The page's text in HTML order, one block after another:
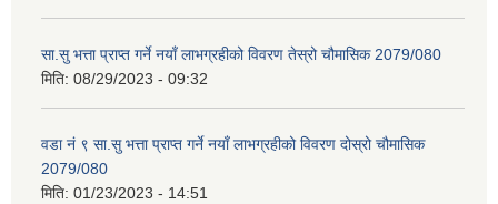
सा.सु भत्ता प्राप्त गर्ने नयाँ लाभग्रहीको विवरण तेस्रो चौमासिक 2079/080
मिति: 08/29/2023 - 09:32
वडा नं ९ सा.सु भत्ता प्राप्त गर्ने नयाँ लाभग्रहीको विवरण दोस्रो चौमासिक
2079/080
मिति: 01/23/2023 - 14:51